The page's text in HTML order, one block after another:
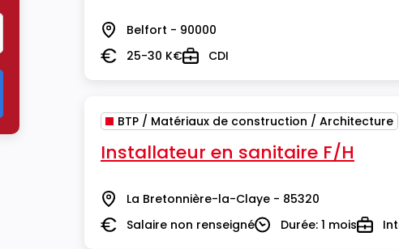
Lieu Belfort - 90000
Salaire25-30 K€TypeCDI
BTP / Matériaux de construction / Architecture
Installateur en sanitaire F/H
Lieu La Bretonnière-la-Claye - 85320
SalaireSalaire non renseignéDuréeDurée: 1 moisType